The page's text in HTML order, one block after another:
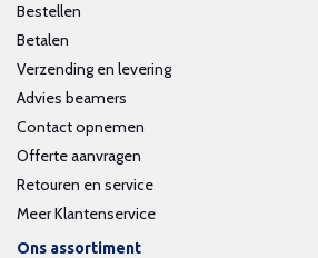
Bestellen
Betalen
Verzending en levering
Advies beamers
Contact opnemen
Offerte aanvragen
Retouren en service
Meer Klantenservice
Ons assortiment